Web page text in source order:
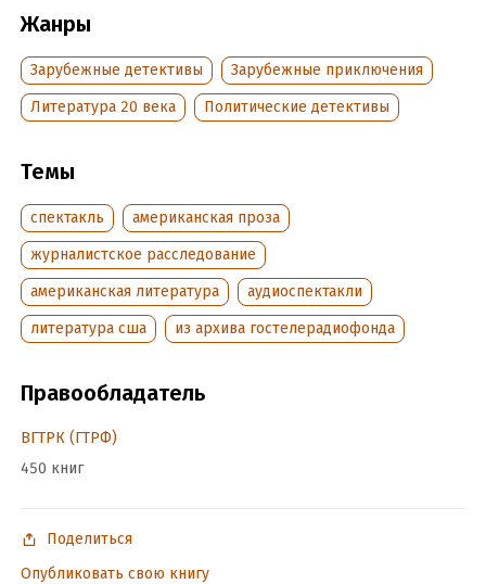
Дата поступления:18 ноября 2020
Жанры
Зарубежные детективы
Зарубежные приключения
Литература 20 века
Политические детективы
Темы
спектакль
американская проза
журналистское расследование
американская литература
аудиоспектакли
литература сша
из архива гостелерадиофонда
Правообладатель
ВГТРК (ГТРФ)
450 книг
Поделиться
Опубликовать свою книгу